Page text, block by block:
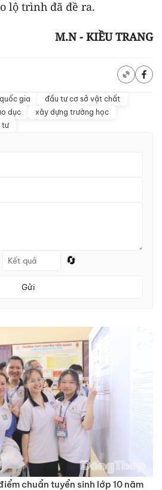
lộ trình đã đề ra.
M.N - KIỀU TRANG
gia
đầu tư cơ sở vật chất
dục
xây dựng trường học
tư
🔄
Gửi
chuẩn tuyển sinh lớp 10 năm